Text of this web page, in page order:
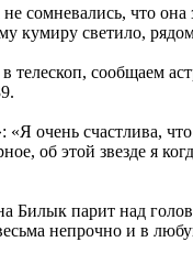
что она
кумиру светило,
в телескоп,
«Я очень счастлива,
об этой звезде я
парит над
непрочно и в